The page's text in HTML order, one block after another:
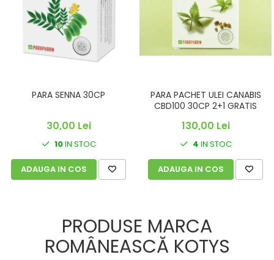
PARA SENNA 30CP
30,00 Lei
10IN STOC
ADAUGA IN COS
PARA PACHET ULEI CANABIS
CBD100 30CP 2+1 GRATIS
130,00 Lei
4 IN STOC
ADAUGA IN COS
PRODUSE MARCA
ROMÂNEASCĂ KOTYS